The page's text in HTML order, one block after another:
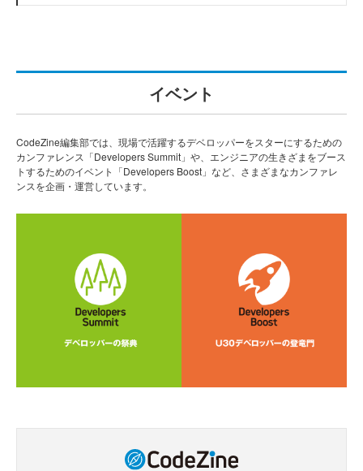
イベント
CodeZine編集部では、現場で活躍するデベロッパーをスターにするための
カンファレンス「Developers Summit」や、エンジニアの生きざまをブース
トするためのイベント「Developers Boost」など、さまざまなカンファレ
ンスを企画・運営しています。